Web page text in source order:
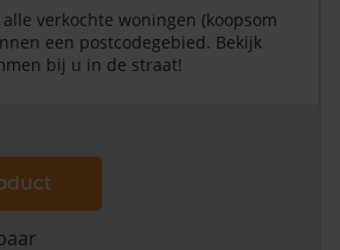
verkochte woningen (koopsom
een postcodegebied. Bekijk
bij u in de straat!